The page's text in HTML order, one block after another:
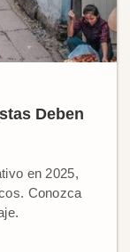
Deben
en 2025,
Conozca